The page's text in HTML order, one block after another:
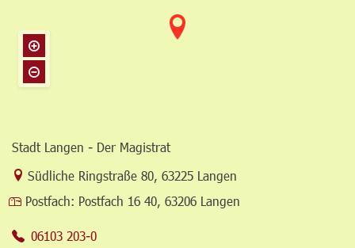
Stadt Langen - Der Magistrat
Link zur Google-Maps Navigation
Südliche Ringstraße 80 63225 Langen
Postfach: Postfach 16 40, 63206 Langen
06103 203-0